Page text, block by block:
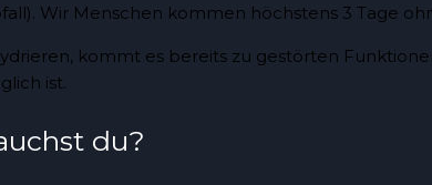
Wir Menschen kommen höchstens 3 Tage
kommt es bereits zu gestörten
ist.
du?